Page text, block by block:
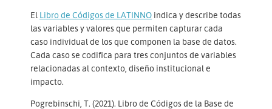
El Libro de Códigos de LATINNO indica y describe todas
las variables y valores que permiten capturar cada
caso individual de los que componen la base de datos.
Cada caso se codifica para tres conjuntos de variables
relacionadas al contexto, diseño institucional e
impacto.
Pogrebinschi, T. (2021). Libro de Códigos de la Base de